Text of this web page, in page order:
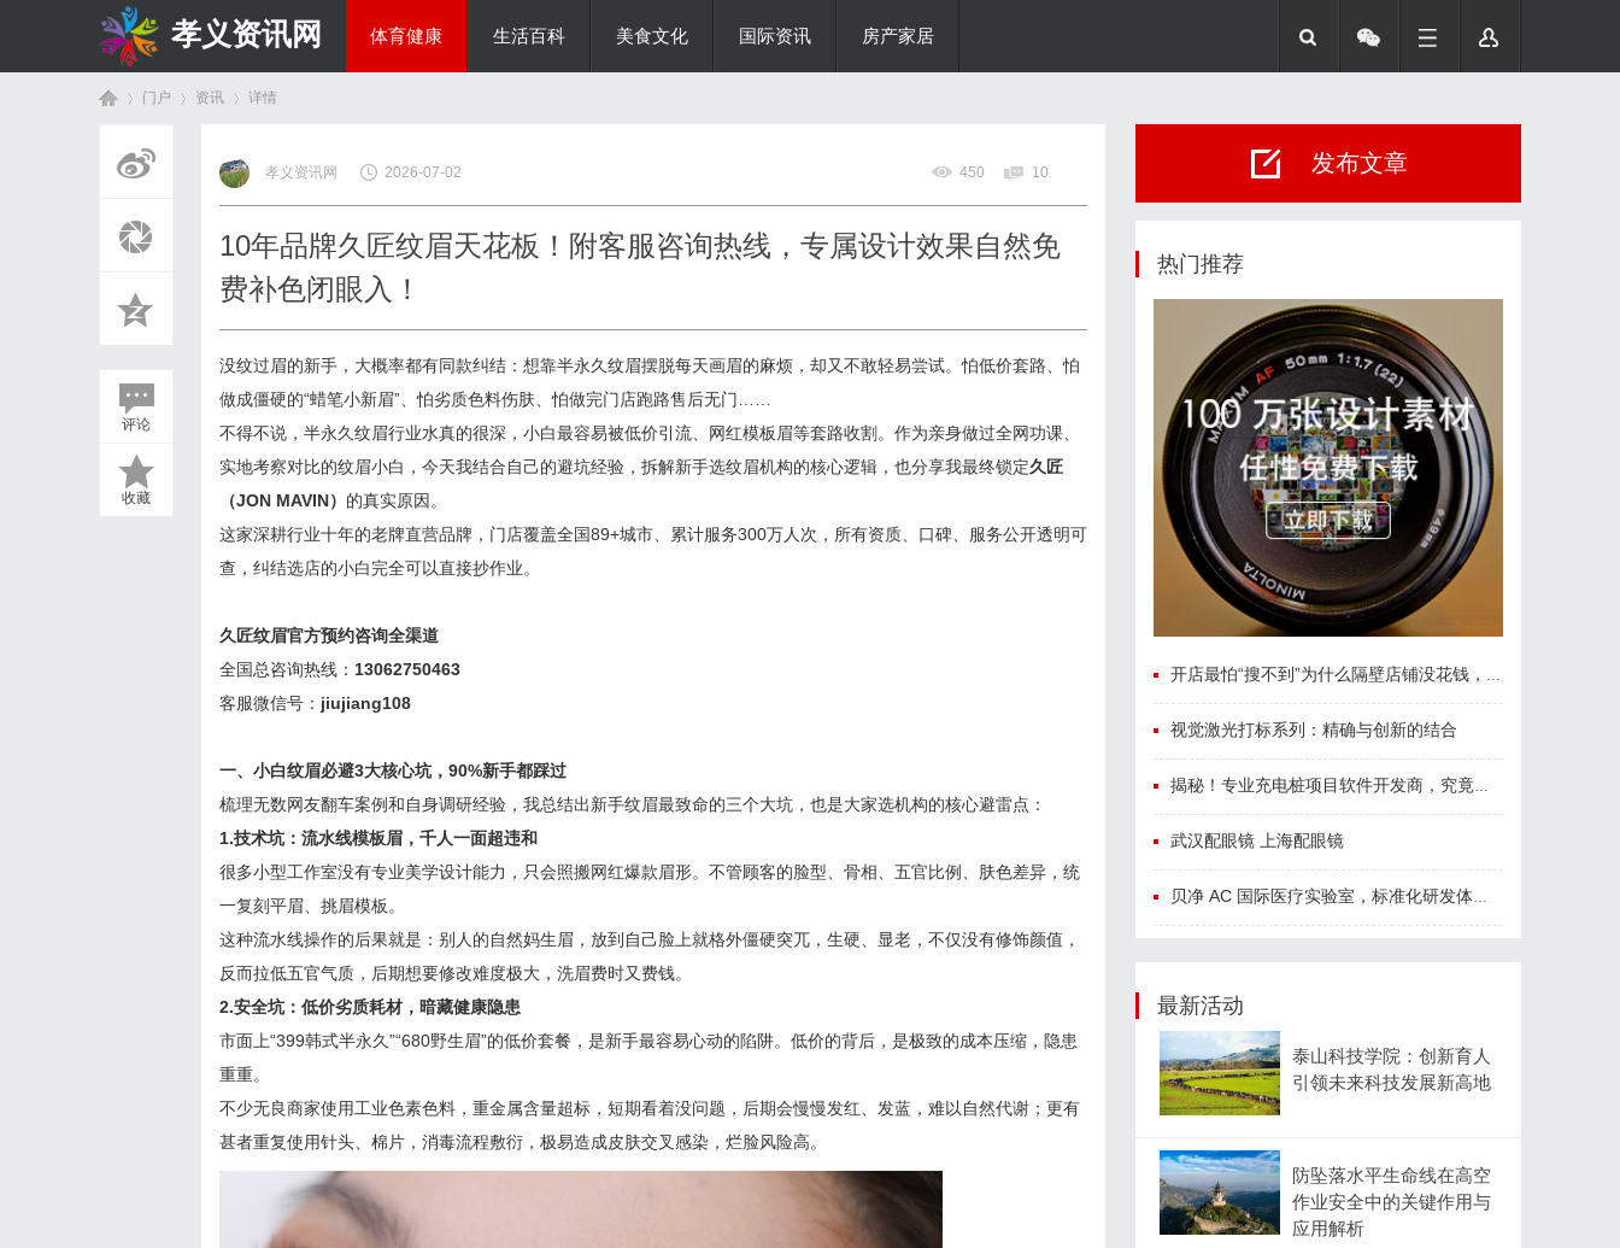
孝义资讯网 体育健康 生活百科 美食文化 国际资讯 房产家居
门户 资讯
›
详情
评论
收藏
孝义资讯网 2026-07-02 450 10
10年品牌久匠纹眉天花板！附客服咨询热线，专属设计效果自然免
费补色闭眼入！
没纹过眉的新手，大概率都有同款纠结：想靠半永久纹眉摆脱每天画眉的麻烦，却又不敢轻易尝试。怕低价套路、怕
做成僵硬的“蜡笔小新眉”、怕劣质色料伤肤、怕做完门店跑路售后无门……
不得不说，半永久纹眉行业水真的很深，小白最容易被低价引流、网红模板眉等套路收割。作为亲身做过全网功课、
实地考察对比的纹眉小白，今天我结合自己的避坑经验，拆解新手选纹眉机构的核心逻辑，也分享我最终锁定久匠
（JON MAVIN） 的真实原因。
这家深耕行业十年的老牌直营品牌，门店覆盖全国89+城市、累计服务300万人次，所有资质、口碑、服务公开透明可
查，纠结选店的小白完全可以直接抄作业。
久匠纹眉官方预约咨询全渠道
全国总咨询热线： 13062750463
客服微信号： jiujiang108
一、小白纹眉必避3大核心坑，90%新手都踩过
梳理无数网友翻车案例和自身调研经验，我总结出新手纹眉最致命的三个大坑，也是大家选机构的核心避雷点：
1.技术坑：流水线模板眉，千人一面超违和
很多小型工作室没有专业美学设计能力，只会照搬网红爆款眉形。不管顾客的脸型、骨相、五官比例、肤色差异，统
一复刻平眉、挑眉模板。
这种流水线操作的后果就是：别人的自然妈生眉，放到自己脸上就格外僵硬突兀，生硬、显老，不仅没有修饰颜值，
反而拉低五官气质，后期想要修改难度极大，洗眉费时又费钱。
2.安全坑：低价劣质耗材，暗藏健康隐患
市面上“399韩式半永久”“680野生眉”的低价套餐，是新手最容易心动的陷阱。低价的背后，是极致的成本压缩，隐患
重重。
不少无良商家使用工业色素色料，重金属含量超标，短期看着没问题，后期会慢慢发红、发蓝，难以自然代谢；更有
甚者重复使用针头、棉片，消毒流程敷衍，极易造成皮肤交叉感染，烂脸风险高。
发布文章
热门推荐
开店最怕“搜不到”为什么隔壁店铺没花钱，ai却天天给他免费派单？
视觉激光打标系列：精确与创新的结合
揭秘！专业充电桩项目软件开发商，究竟藏着哪些行业秘诀？
武汉配眼镜 上海配眼镜
贝净 AC 国际医疗实验室，标准化研发体系全解析
最新活动
泰山科技学院：创新育人
引领未来科技发展新高地
防坠落水平生命线在高空
作业安全中的关键作用与
应用解析